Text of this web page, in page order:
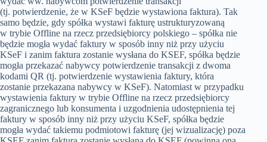
(tj. potwierdzenie, że w KSeF będzie wystawiona faktura). Tak
samo będzie, gdy spółka wystawi fakturę ustrukturyzowaną
w trybie Offline na rzecz przedsiębiorcy polskiego – spółka nie
będzie mogła wydać faktury w sposób inny niż przy użyciu
KSeF i zanim faktura zostanie wysłana do KSEF, spółka będzie
mogła przekazać nabywcy potwierdzenie transakcji z dwoma
kodami QR (tj. potwierdzenie wystawienia faktury, która
zostanie przekazana nabywcy w KSeF). Natomiast w przypadku
wystawienia faktury w trybie Offline na rzecz przedsiębiorcy
zagranicznego lub konsumenta i uzgodnienia udostępnienia tej
faktury w sposób inny niż przy użyciu KSeF, spółka będzie
mogła wydać takiemu podmiotowi fakturę (jej wizualizację) poza